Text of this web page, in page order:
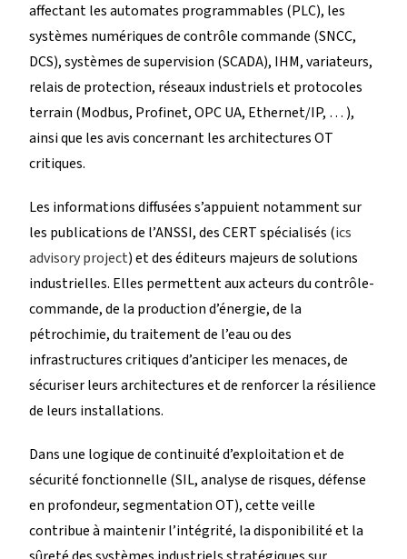
affectant les automates programmables (PLC), les
systèmes numériques de contrôle commande (SNCC,
DCS), systèmes de supervision (SCADA), IHM, variateurs,
relais de protection, réseaux industriels et protocoles
terrain (Modbus, Profinet, OPC UA, Ethernet/IP, … ),
ainsi que les avis concernant les architectures OT
critiques.
Les informations diffusées s’appuient notamment sur
les publications de l’ANSSI, des CERT spécialisés (ics
advisory project) et des éditeurs majeurs de solutions
industrielles. Elles permettent aux acteurs du contrôle-
commande, de la production d’énergie, de la
pétrochimie, du traitement de l’eau ou des
infrastructures critiques d’anticiper les menaces, de
sécuriser leurs architectures et de renforcer la résilience
de leurs installations.
Dans une logique de continuité d’exploitation et de
sécurité fonctionnelle (SIL, analyse de risques, défense
en profondeur, segmentation OT), cette veille
contribue à maintenir l’intégrité, la disponibilité et la